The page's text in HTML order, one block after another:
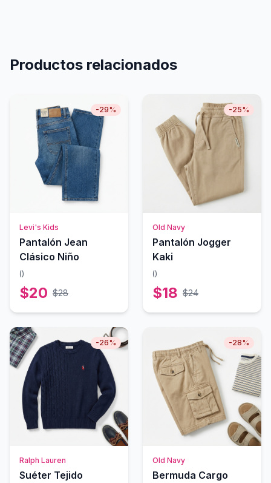
Productos relacionados
-29%
Levi's Kids
Pantalón Jean
Clásico Niño
()
$20 $28
-25%
Old Navy
Pantalón Jogger
Kaki
()
$18 $24
-26%
Ralph Lauren
Suéter Tejido
-28%
Old Navy
Bermuda Cargo